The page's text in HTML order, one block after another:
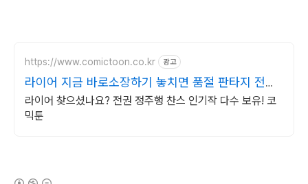
https://www.comictoon.co.kr 광고
라이어 지금 바로소장하기 놓치면 품절 판타지 전권
세트
라이어 찾으셨나요? 전권 정주행 찬스 인기작 다수 보유! 코
믹툰